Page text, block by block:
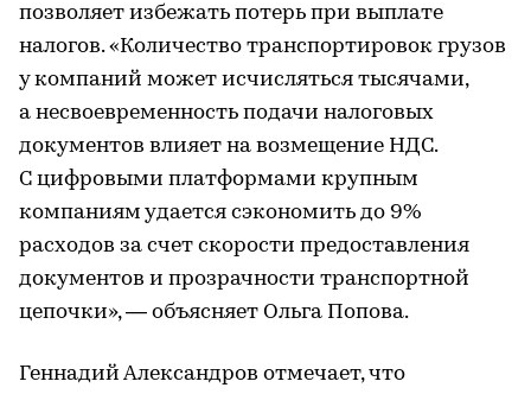
позволяет избежать потерь при выплате
налогов. «Количество транспортировок грузов
у компаний может исчисляться тысячами,
а несвоевременность подачи налоговых
документов влияет на возмещение НДС.
С цифровыми платформами крупным
компаниям удается сэкономить до 9%
расходов за счет скорости предоставления
документов и прозрачности транспортной
цепочки», — объясняет Ольга Попова.
Геннадий Александров отмечает, что